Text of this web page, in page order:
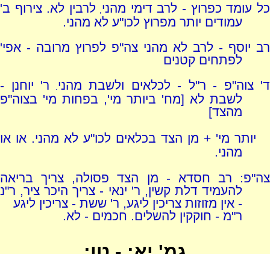
כל עומד כפרוץ - לרב דימי מהני לרבין לא. צירוף ב'
עמודים יותר מפרוץ לכו"ע לא מהני.
רב יוסף - לרב לא מהני צה"פ לפרוץ מרובה - אפי'
לפתחים קטנים
ד' צוה"פ - ר"ל - לכלאים ולשבת מהני. ר' יוחנן -
לשבת לא [מח' ביותר מי', בפחות מי' בצוה"פ
מהצד]
יותר מי' + מן הצד בכלאים לכו"ע לא מהני. או או
מהני.
צה"פ: רב חסדא - מן הצד פסולה, צריך בריאה
להעמיד דלת קשין, ר' ינאי - צריך היכר ציר, ר"נ
- אין מזוזות צריכין ליגע, ר' ששת - צריכין ליגע
ר"מ - חוקקין להשלים. חכמים - לא.